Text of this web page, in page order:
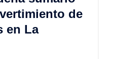
de
en La